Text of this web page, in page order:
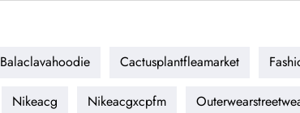
Balaclavahoodie Cactusplantfleamarket
Nikeacg Nikeacgxcpfm